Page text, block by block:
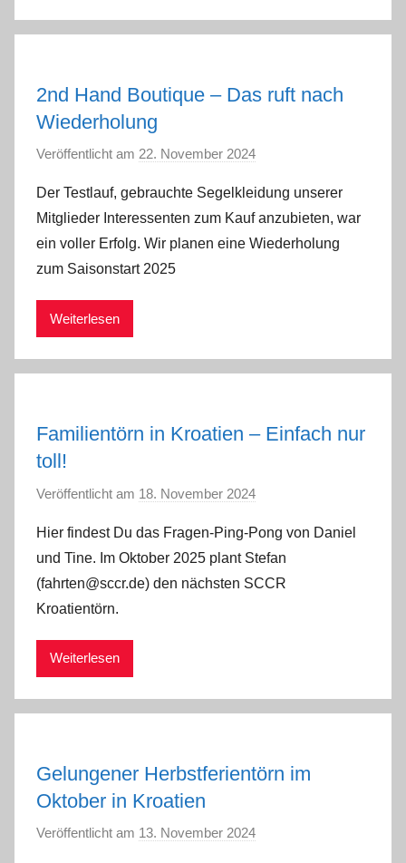
2nd Hand Boutique – Das ruft nach
Wiederholung
Veröffentlicht am 22. November 2024
n
a
d
Der Testlauf, gebrauchte Segelkleidung unserer
Mitglieder Interessenten zum Kauf anzubieten, war
ein voller Erfolg. Wir planen eine Wiederholung
zum Saisonstart 2025
Weiterlesen
Familientörn in Kroatien – Einfach nur
toll!
Veröffentlicht am 18. November 2024
n
a
d
Hier findest Du das Fragen-Ping-Pong von Daniel
und Tine. Im Oktober 2025 plant Stefan
(fahrten@sccr.de) den nächsten SCCR
Kroatientörn.
Weiterlesen
Gelungener Herbstferientörn im
Oktober in Kroatien
Veröffentlicht am 13. November 2024